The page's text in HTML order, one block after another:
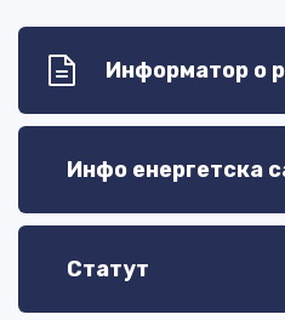
Информатор о
Инфо енергетска
Статут